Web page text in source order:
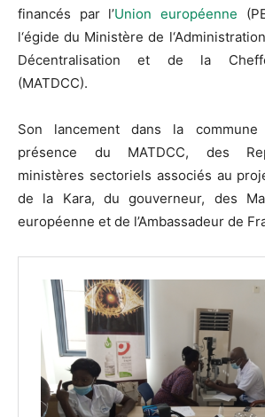
financés par l’Union européenne
l‘égide du Ministère de
Décentralisation et de la
(MATDCC).
Son lancement dans la
présence du MATDCC, des
ministères sectoriels associés au
de la Kara, du gouverneur, des
européenne et de l’Ambassadeur de